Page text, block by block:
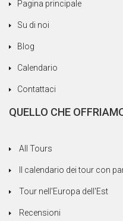
Pagina principale
Su di noi
Blog
Calendario
Contattaci
QUELLO CHE
All Tours
Il calendario dei tour con
Tour nell'Europa dell'Est
Recensioni